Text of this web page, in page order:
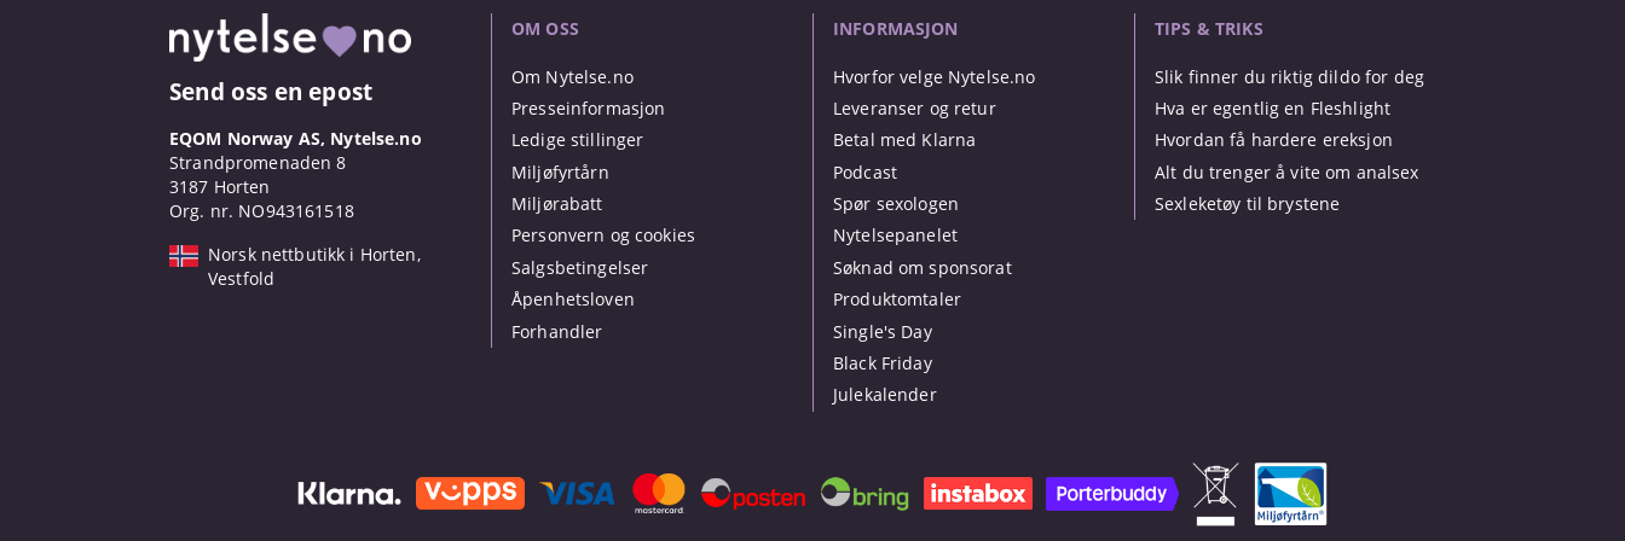
Send oss en epost
EQOM Norway AS, Nytelse.no
Strandpromenaden 8
3187 Horten
Org. nr. NO943161518
Norsk nettbutikk i Horten,
Vestfold
OM OSS
Om Nytelse.no
Presseinformasjon
Ledige stillinger
Miljøfyrtårn
Miljørabatt
Personvern og cookies
Salgsbetingelser
Åpenhetsloven
Forhandler
INFORMASJON
Hvorfor velge Nytelse.no
Leveranser og retur
Betal med Klarna
Podcast
Spør sexologen
Nytelsepanelet
Søknad om sponsorat
Produktomtaler
Single's Day
Black Friday
Julekalender
TIPS & TRIKS
Slik finner du riktig dildo for deg
Hva er egentlig en Fleshlight
Hvordan få hardere ereksjon
Alt du trenger å vite om analsex
Sexleketøy til brystene